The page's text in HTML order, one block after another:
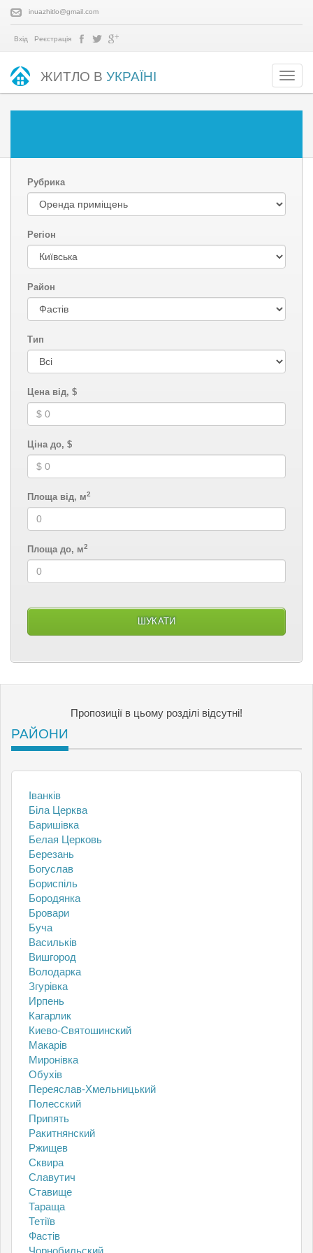
inuazhitlo@gmail.com
Вхід Реєстрація
ЖИТЛО В УКРАЇНІ
Рубрика
Регіон
Район
Тип
Цена від, $
Ціна до, $
Площа від, м2
Площа до, м2
Пропозиції в цьому розділі відсутні!
РАЙОНИ
Іванків
Біла Церква
Баришівка
Белая Церковь
Березань
Богуслав
Бориспіль
Бородянка
Бровари
Буча
Васильків
Вишгород
Володарка
Згурівка
Ирпень
Кагарлик
Киево-Святошинский
Макарів
Миронівка
Обухів
Переяслав-Хмельницький
Полесский
Припять
Ракитнянский
Ржищев
Сквира
Славутич
Ставище
Тараща
Тетіїв
Фастів
Чорнобильский